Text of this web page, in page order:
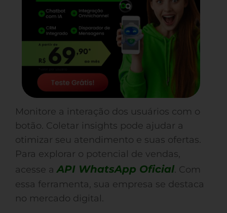
Monitore a interação dos usuários com o
botão. Coletar insights pode ajudar a
otimizar seu atendimento e suas ofertas.
Para explorar o potencial de vendas,
acesse aAPI WhatsApp Oficial. Com
essa ferramenta, sua empresa se destaca
no mercado digital.